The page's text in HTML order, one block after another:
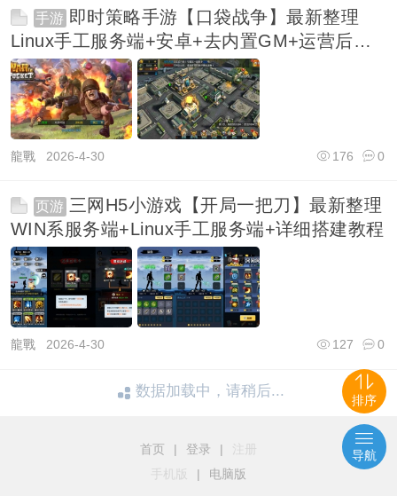
手游 即时策略手游【口袋战争】最新整理
Linux手工服务端+安卓+去内置GM+运营后台
+新版GM授
龍戰2026-4-30 0
176
页游 三网H5小游戏【开局一把刀】最新整理
WIN系服务端+Linux手工服务端+详细搭建教程
龍戰2026-4-30 0
127
数据加载中，请稍后...
首页 | 登录 |
手机版
| 电脑版
排序
导航